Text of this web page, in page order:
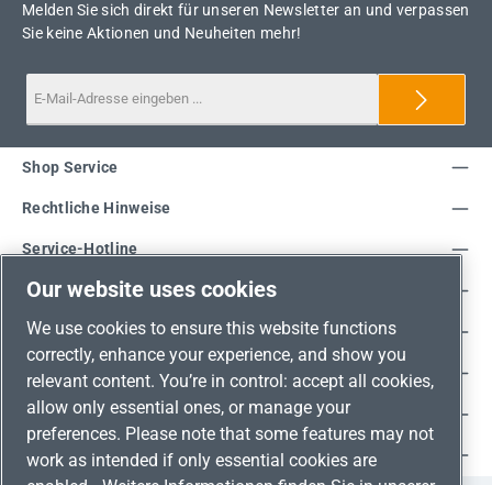
Melden Sie sich direkt für unseren Newsletter an und verpassen
Sie keine Aktionen und Neuheiten mehr!
Service-Hotline
Shop Service
Rechtliche Hinweise
Unsere Vorteile
Versandarten
Zahlungsarten
Adresse
Umweltschutz & Partnerschaft
Our website uses cookies
We use cookies to ensure this website functions
correctly, enhance your experience, and show you
relevant content. You’re in control: accept all cookies,
allow only essential ones, or manage your
preferences. Please note that some features may not
work as intended if only essential cookies are